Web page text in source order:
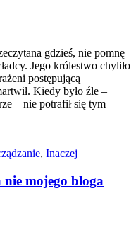
gdzieś, nie pomnę
Jego królestwo chyliło
postępującą
Kiedy było źle –
– nie potrafił się tym
, Inaczej
nie mojego bloga